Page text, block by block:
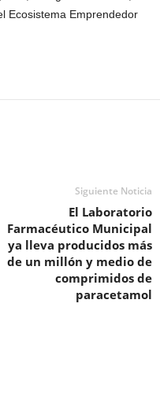
Ecosistema Emprendedor
Siguiente Noticia
El Laboratorio
Farmacéutico Municipal
ya lleva producidos más
de un millón y medio de
comprimidos de
paracetamol